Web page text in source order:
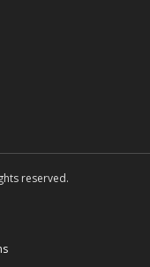
reserved.